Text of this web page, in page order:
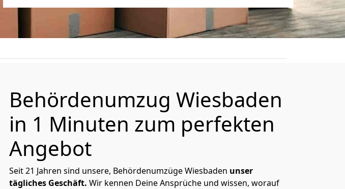
Behördenumzug Wiesbaden
in 1 Minuten zum perfekten
Angebot
Seit 21 Jahren sind unsere, Behördenumzüge Wiesbaden unser
tägliches Geschäft. Wir kennen Deine Ansprüche und wissen, worauf